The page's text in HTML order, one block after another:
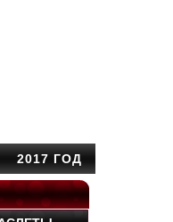
2017 ГОД